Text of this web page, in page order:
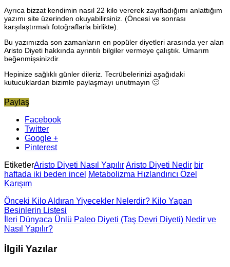
Ayrıca bizzat kendimin nasıl 22 kilo vererek zayıfladığımı anlattığım
yazımı site üzerinden okuyabilirsiniz. (Öncesi ve sonrası
karşılaştırmalı fotoğraflarla birlikte).
Bu yazımızda son zamanların en popüler diyetleri arasında yer alan
Aristo Diyeti hakkında ayrıntılı bilgiler vermeye çalıştık. Umarım
beğenmişsinizdir.
Hepinize sağlıklı günler dileriz. Tecrübelerinizi aşağıdaki
kutucuklardan bizimle paylaşmayı unutmayın 🙂
Paylaş
Facebook
Twitter
Google +
Pinterest
EtiketlerAristo Diyeti Nasıl YapılırAristo Diyeti Nedir bir
haftada iki beden incel Metabolizma Hızlandırıcı Özel
Karışım
Önceki Kilo Aldıran Yiyecekler Nelerdir? Kilo Yapan
Besinlerin Listesi
İleri Dünyaca Ünlü Paleo Diyeti (Taş Devri Diyeti) Nedir ve
Nasıl Yapılır?
İlgili Yazılar